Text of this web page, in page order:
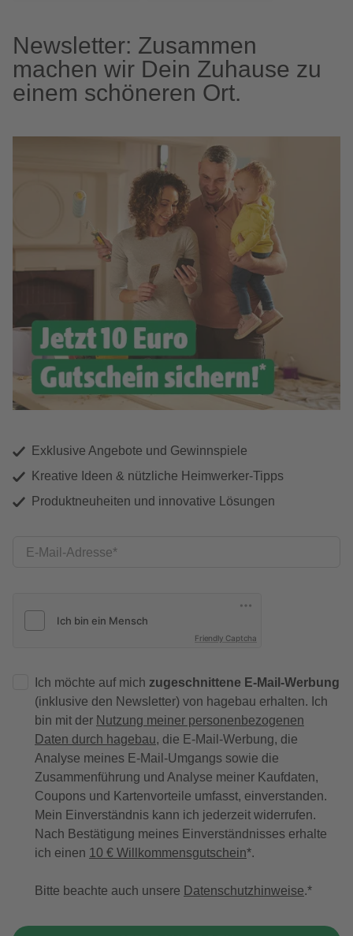
Newsletter: Zusammen
machen wir Dein Zuhause zu
einem schöneren Ort.
Exklusive Angebote und Gewinnspiele
Kreative Ideen & nützliche Heimwerker-Tipps
Produktneuheiten und innovative Lösungen
E-Mail-Adresse
Friendly Captcha
Ich möchte auf mich zugeschnittene E-Mail-Werbung
(inklusive den Newsletter) von hagebau erhalten. Ich
bin mit der Nutzung meiner personenbezogenen
Daten durch hagebau, die E-Mail-Werbung, die
Analyse meines E-Mail-Umgangs sowie die
Zusammenführung und Analyse meiner Kaufdaten,
Coupons und Kartenvorteile umfasst, einverstanden.
Mein Einverständnis kann ich jederzeit widerrufen.
Nach Bestätigung meines Einverständnisses erhalte
ich einen 10 € Willkommensgutschein*.
Bitte beachte auch unsere Datenschutzhinweise.